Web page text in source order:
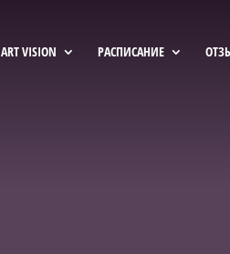
ART VISION РАСПИСАНИЕ